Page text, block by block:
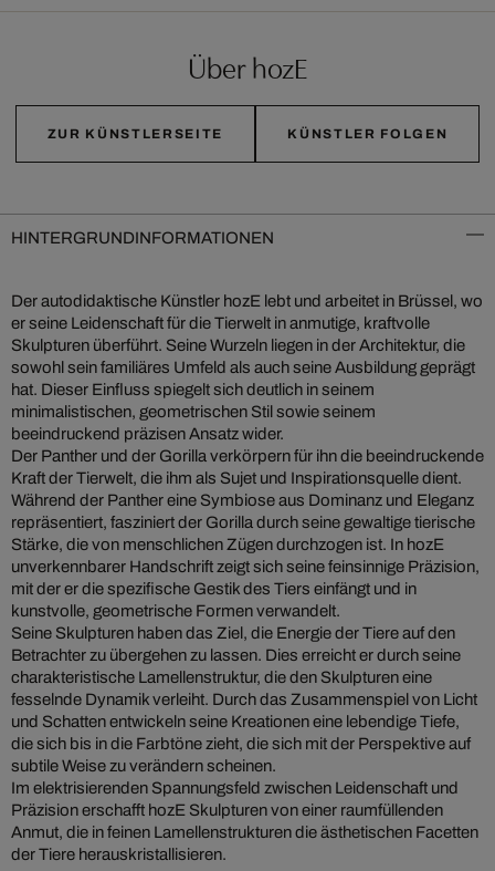
Über hozE
ZUR KÜNSTLERSEITE KÜNSTLER FOLGEN
HINTERGRUNDINFORMATIONEN
Der autodidaktische Künstler hozE lebt und arbeitet in Brüssel, wo
er seine Leidenschaft für die Tierwelt in anmutige, kraftvolle
Skulpturen überführt. Seine Wurzeln liegen in der Architektur, die
sowohl sein familiäres Umfeld als auch seine Ausbildung geprägt
hat. Dieser Einfluss spiegelt sich deutlich in seinem
minimalistischen, geometrischen Stil sowie seinem
beeindruckend präzisen Ansatz wider.
Der Panther und der Gorilla verkörpern für ihn die beeindruckende
Kraft der Tierwelt, die ihm als Sujet und Inspirationsquelle dient.
Während der Panther eine Symbiose aus Dominanz und Eleganz
repräsentiert, fasziniert der Gorilla durch seine gewaltige tierische
Stärke, die von menschlichen Zügen durchzogen ist. In hozE
unverkennbarer Handschrift zeigt sich seine feinsinnige Präzision,
mit der er die spezifische Gestik des Tiers einfängt und in
kunstvolle, geometrische Formen verwandelt.
Seine Skulpturen haben das Ziel, die Energie der Tiere auf den
Betrachter zu übergehen zu lassen. Dies erreicht er durch seine
charakteristische Lamellenstruktur, die den Skulpturen eine
fesselnde Dynamik verleiht. Durch das Zusammenspiel von Licht
und Schatten entwickeln seine Kreationen eine lebendige Tiefe,
die sich bis in die Farbtöne zieht, die sich mit der Perspektive auf
subtile Weise zu verändern scheinen.
Im elektrisierenden Spannungsfeld zwischen Leidenschaft und
Präzision erschafft hozE Skulpturen von einer raumfüllenden
Anmut, die in feinen Lamellenstrukturen die ästhetischen Facetten
der Tiere herauskristallisieren.